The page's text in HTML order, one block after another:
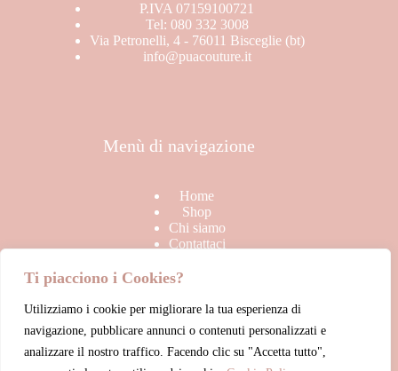
Ti piacciono i Cookies?
Utilizziamo i cookie per migliorare la tua esperienza di
navigazione, pubblicare annunci o contenuti personalizzati e
analizzare il nostro traffico. Facendo clic su "Accetta tutto",
P.IVA 07159100721
Tel: 080 332 3008
Via Petronelli, 4 - 76011 Bisceglie (bt)
info@puacouture.it
Menù di navigazione
Home
Shop
Chi siamo
Contattaci
Link Utili